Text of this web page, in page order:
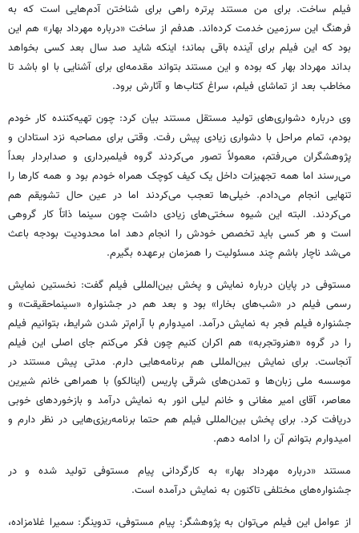
فیلم ساخت. برای من مستند پرتره راهی برای شناختن آدم‌هایی است که به
فرهنگ این سرزمین خدمت کرده‌اند. هدفم از ساخت «درباره مهرداد بهار» هم این
بود که این فیلم برای آینده باقی بماند؛ اینکه شاید صد سال بعد کسی بخواهد
بداند مهرداد بهار که بوده و این مستند بتواند مقدمه‌ای برای آشنایی با او باشد تا
مخاطب بعد از تماشای فیلم، سراغ کتاب‌ها و آثارش برود.
وی درباره دشواری‌های تولید مستقل مستند بیان کرد: چون تهیه‌کننده کار خودم
بودم، تمام مراحل با دشواری زیادی پیش رفت. وقتی برای مصاحبه نزد استادان و
پژوهشگران می‌رفتم، معمولاً تصور می‌کردند گروه فیلمبرداری و صدابردار بعداً
می‌رسند اما همه تجهیزات داخل یک کیف کوچک همراه خودم بود و همه کارها را
تنهایی انجام می‌دادم. خیلی‌ها تعجب می‌کردند اما در عین حال تشویقم هم
می‌کردند. البته این شیوه سختی‌های زیادی داشت چون سینما ذاتاً کار گروهی
است و هر کسی باید تخصص خودش را انجام دهد اما محدودیت بودجه باعث
می‌شد ناچار باشم چند مسئولیت را همزمان برعهده بگیرم.
مستوفی در پایان درباره نمایش و پخش بین‌المللی فیلم گفت: نخستین نمایش
رسمی فیلم در «شب‌های بخارا» بود و بعد هم در جشنواره «سینماحقیقت» و
جشنواره فیلم فجر به نمایش درآمد. امیدوارم با آرام‌تر شدن شرایط، بتوانیم فیلم
را در گروه «هنروتجربه» هم اکران کنیم چون فکر می‌کنم جای اصلی این فیلم
آنجاست. برای نمایش بین‌المللی هم برنامه‌هایی دارم. مدتی پیش مستند در
موسسه ملی زبان‌ها و تمدن‌های شرقی پاریس (اینالکو) با همراهی خانم شیرین
معاصر، آقای امیر مغانی و خانم لیلی انور به نمایش درآمد و بازخوردهای خوبی
دریافت کرد. برای پخش بین‌المللی فیلم هم حتما برنامه‌ریزی‌هایی در نظر دارم و
امیدوارم بتوانم آن را ادامه دهم.
مستند «درباره مهرداد بهار» به کارگردانی پیام مستوفی تولید شده و در
جشنواره‌های مختلفی تاکنون به نمایش درآمده است.
از عوامل این فیلم می‌توان به پژوهشگر: پیام مستوفی، تدوینگر: سمیرا غلامزاده،